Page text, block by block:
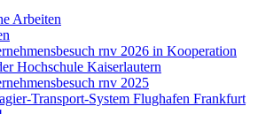
Arbeiten
rnv 2026 in Kooperation
Hochschule Kaiserlautern
rnv 2025
Transport-System Flughafen Frankfurt